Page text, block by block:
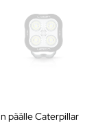
päälle Caterpillar